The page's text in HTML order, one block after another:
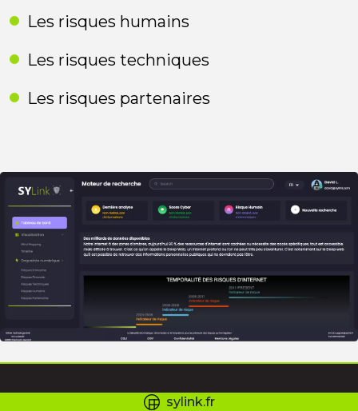
Les risques humains
Les risques techniques
Les risques partenaires
sylink.fr